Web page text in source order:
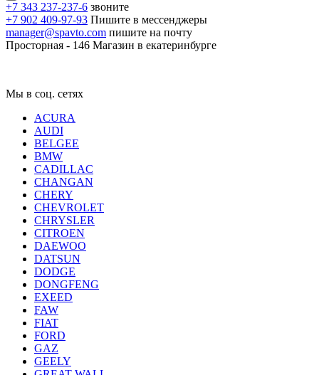
+7 343 237-237-6 звоните
+7 902 409-97-93 Пишите в мессенджеры
manager@spavto.com пишите на почту
Просторная - 146 Магазин в екатеринбурге
Мы в соц. сетях
ACURA
AUDI
BELGEE
BMW
CADILLAC
CHANGAN
CHERY
CHEVROLET
CHRYSLER
CITROEN
DAEWOO
DATSUN
DODGE
DONGFENG
EXEED
FAW
FIAT
FORD
GAZ
GEELY